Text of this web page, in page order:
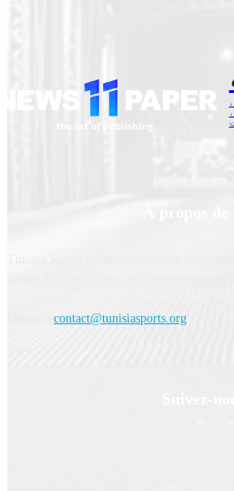
contact@tunisiasports.org